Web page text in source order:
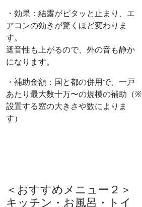
・効果：結露がピタッと止まり、エ
アコンの効きが驚くほど変わりま
す。
遮音性も上がるので、外の音も静か
になります。
・補助金額：国と都の併用で、一戸
あたり最大数十万〜の規模の補助（※
設置する窓の大きさや数によりま
す）
＜おすすめメニュー２＞
キッチン・お風呂・トイ